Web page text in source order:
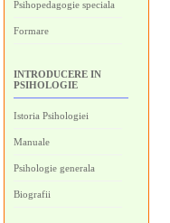
Psihopedagogie speciala
Formare
INTRODUCERE IN
PSIHOLOGIE
Istoria Psihologiei
Manuale
Psihologie generala
Biografii